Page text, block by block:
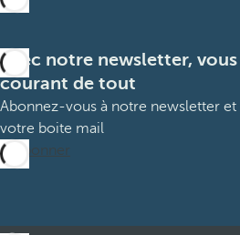
Avec notre newsletter,
courant de tout
Abonnez-vous à notre newsletter
votre boite mail
M’abonner